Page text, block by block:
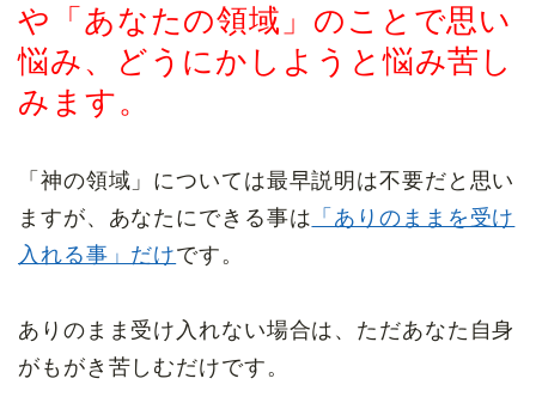
や「あなたの領域」のことで思い
悩み、どうにかしようと悩み苦し
みます。
「神の領域」については最早説明は不要だと思い
ますが、あなたにできる事は 「ありのままを受け
入れる事」だけです。
ありのまま受け入れない場合は、ただあなた自身
がもがき苦しむだけです。